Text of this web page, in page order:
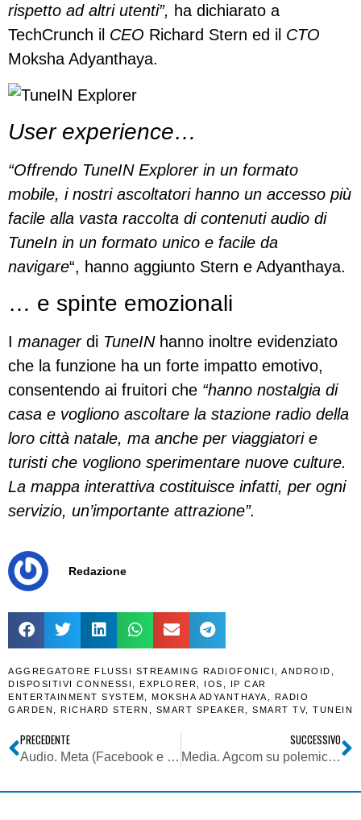
rispetto ad altri utenti”, ha dichiarato a
TechCrunch il CEO Richard Stern ed il CTO
Moksha Adyanthaya.
User experience…
“Offrendo TuneIN Explorer in un formato
mobile, i nostri ascoltatori hanno un accesso più
facile alla vasta raccolta di contenuti audio di
TuneIn in un formato unico e facile da
navigare“, hanno aggiunto Stern e Adyanthaya.
… e spinte emozionali
I managerdi TuneINhanno inoltre evidenziato
che la funzione ha un forte impatto emotivo,
consentendo ai fruitori che “hanno nostalgia di
casa e vogliono ascoltare la stazione radio della
loro città natale, ma anche per viaggiatori e
turisti che vogliono sperimentare nuove culture.
La mappa interattiva costituisce infatti, per ogni
servizio, un’importante attrazione”.
Redazione
AGGREGATORE FLUSSI STREAMING RADIOFONICI ANDROID
DISPOSITIVI CONNESSI
EXPLORER IOS
IP CAR
ENTERTAINMENT SYSTEM
MOKSHA ADYANTHAYA
RADIO
GARDEN
RICHARD STERN SMART SPEAKER SMART TV, TUNEIN
PRECEDENTE
Audio. Meta (Facebook e Instagram) non rinnova accordo con SIAE. E adesso? Vi spieghiamo perché non succederà nulla (tranne che nel breve)
SUCCESSIVO
Media. Agcom su polemiche Sanremo 23: infondata vicenda Rosa Chemical/Fedez. Blanco rinviato a istruttoria. Non infondata questione Instagram